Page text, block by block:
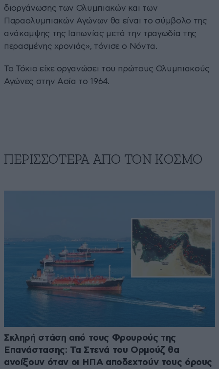
διοργάνωσης των Ολυμπιακών και των
Παραολυμπιακών Αγώνων θα είναι το σύμβολο της
ανάκαμψης της Ιαπωνίας μετά την τραγωδία της
περασμένης χρονιάς», τόνισε ο Νόντα.
Το Τόκιο είχε οργανώσει του πρώτους Ολυμπιακούς
Αγώνες στην Ασία το 1964.
ΠΕΡΙΣΣΟΤΕΡΑ ΑΠΟ ΤΟΝ ΚΟΣΜΟ
Σκληρή στάση από τους Φρουρούς της
Επανάστασης: Τα Στενά του Ορμούζ θα
ανοίξουν όταν οι ΗΠΑ αποδεχτούν τους όρους